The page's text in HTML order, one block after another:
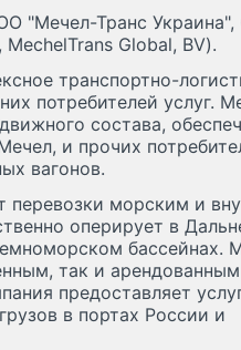
"Мечел-Транс
Global, BV).
транспортно-
потребителей услуг.
состава,
и прочих
вагонов.
перевозки морским и
оперирует в
бассейнах.
так и
предоставляет
в портах России и